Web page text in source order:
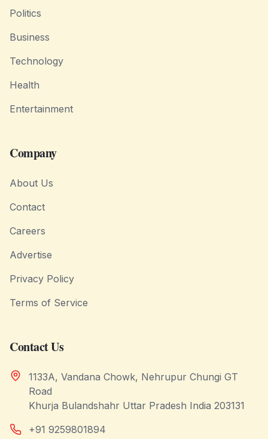
Politics
Business
Technology
Health
Entertainment
Company
About Us
Contact
Careers
Advertise
Privacy Policy
Terms of Service
Contact Us
1133A, Vandana Chowk, Nehrupur Chungi GT
Road
Khurja Bulandshahr Uttar Pradesh India 203131
+91 9259801894